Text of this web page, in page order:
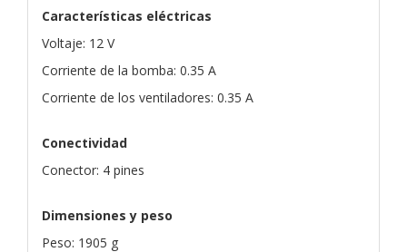
Características eléctricas
Voltaje: 12 V
Corriente de la bomba: 0.35 A
Corriente de los ventiladores: 0.35 A
Conectividad
Conector: 4 pines
Dimensiones y peso
Peso: 1905 g